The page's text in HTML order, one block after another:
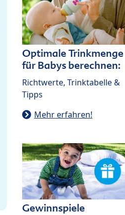
Optimale Trinkmenge
für Babys berechnen:
Richtwerte, Trinktabelle &
Tipps
Mehr erfahren!
Gewinnspiele